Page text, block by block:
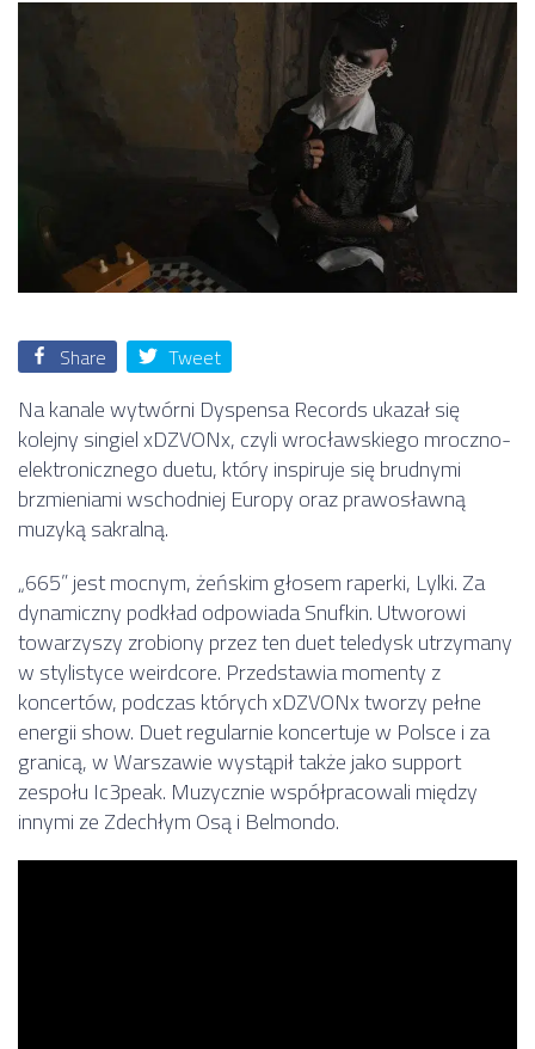
Share Tweet
Na kanale wytwórni Dyspensa Records ukazał się
kolejny singiel xDZVONx, czyli wrocławskiego mroczno-
elektronicznego duetu, który inspiruje się brudnymi
brzmieniami wschodniej Europy oraz prawosławną
muzyką sakralną.
„665” jest mocnym, żeńskim głosem raperki, Lylki. Za
dynamiczny podkład odpowiada Snufkin. Utworowi
towarzyszy zrobiony przez ten duet teledysk utrzymany
w stylistyce weirdcore. Przedstawia momenty z
koncertów, podczas których xDZVONx tworzy pełne
energii show. Duet regularnie koncertuje w Polsce i za
granicą, w Warszawie wystąpił także jako support
zespołu Ic3peak. Muzycznie współpracowali między
innymi ze Zdechłym Osą i Belmondo.